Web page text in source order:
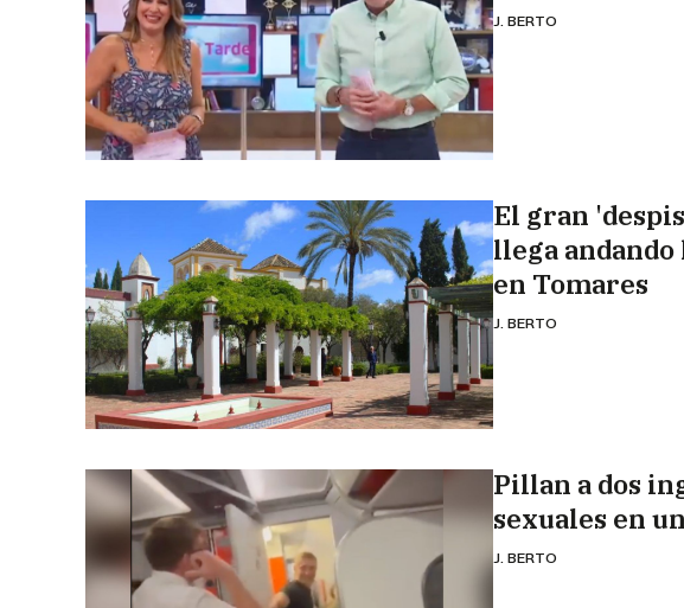
J. BERTO
El gran
llega andando
en Tomares
J. BERTO
Pillan a dos
sexuales en
J. BERTO